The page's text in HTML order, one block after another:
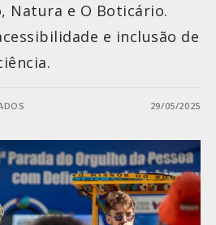
Natura e O Boticário.
e inclusão de
29/05/2025